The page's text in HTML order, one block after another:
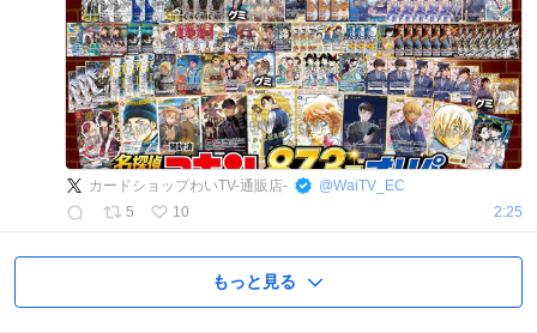
カードショップわいTV-通販店- @WaiTV_EC
5
10 2:25
もっと見る